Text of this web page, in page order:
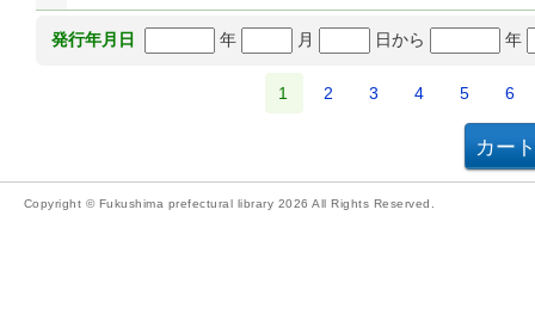
発行年月日 年 月 日から 年
1 2 3 4 5 6
Copyright © Fukushima prefectural library 2026 All Rights Reserved.